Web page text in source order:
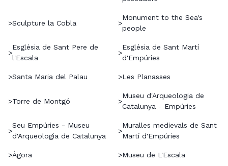
>Sculpture la Cobla >
Monument to the Sea's
people
>
Església de Sant Pere de
l'Escala
>
Església de Sant Martí
d'Empúries
>Santa Maria del Palau >Les Planasses
>Torre de Montgó >
Museu d'Arqueologia de
Catalunya - Empúries
>
Seu Empúries - Museu
d'Arqueologia de Catalunya
>
Muralles medievals de Sant
Martí d'Empúries
>Àgora >Museu de L'Escala